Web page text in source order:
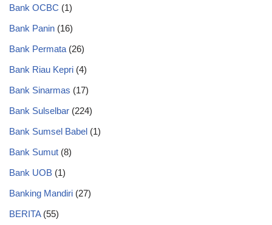
Bank OCBC (1)
Bank Panin (16)
Bank Permata (26)
Bank Riau Kepri (4)
Bank Sinarmas (17)
Bank Sulselbar (224)
Bank Sumsel Babel (1)
Bank Sumut (8)
Bank UOB (1)
Banking Mandiri (27)
BERITA(55)